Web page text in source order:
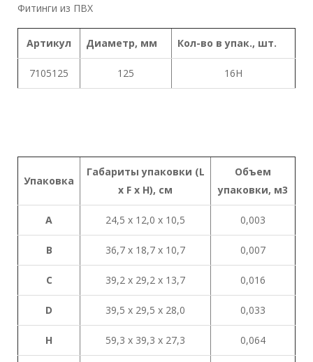
Фитинги из ПВХ
Артикул Диаметр, мм Кол-во в упак., шт.
7105125 125 16Н
Упаковка
Габариты упаковки (L
x F x H), см
Объем
упаковки, м3
A 24,5 х 12,0 х 10,5 0,003
B 36,7 х 18,7 х 10,7 0,007
C 39,2 х 29,2 х 13,7 0,016
D 39,5 х 29,5 х 28,0 0,033
H 59,3 х 39,3 х 27,3 0,064